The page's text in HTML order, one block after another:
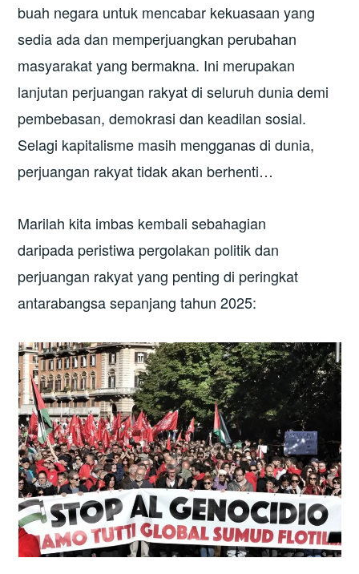
buah negara untuk mencabar kekuasaan yang
sedia ada dan memperjuangkan perubahan
masyarakat yang bermakna. Ini merupakan
lanjutan perjuangan rakyat di seluruh dunia demi
pembebasan, demokrasi dan keadilan sosial.
Selagi kapitalisme masih mengganas di dunia,
perjuangan rakyat tidak akan berhenti…
Marilah kita imbas kembali sebahagian
daripada peristiwa pergolakan politik dan
perjuangan rakyat yang penting di peringkat
antarabangsa sepanjang tahun 2025: